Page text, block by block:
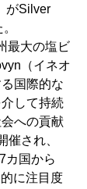
がSilver
。
最大の塩ビ
（イネオ
国際的な
して持続
への貢献
催され、
カ国から
に注目度